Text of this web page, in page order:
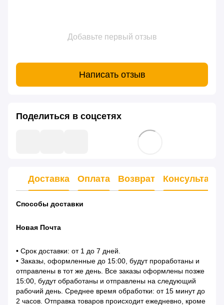
Добавьте первый отзыв
Написать отзыв
Поделиться в соцсетях
Доставка Оплата Возврат
Способы доставки
Новая Почта
• Срок доставки: от 1 до 7 дней.
• Заказы, оформленные до 15:00, будут проработаны и
отправлены в тот же день. Все заказы оформлены позже
15:00, будут обработаны и отправлены на следующий
рабочий день. Среднее время обработки: от 15 минут до
2 часов. Отправка товаров происходит ежедневно, кроме